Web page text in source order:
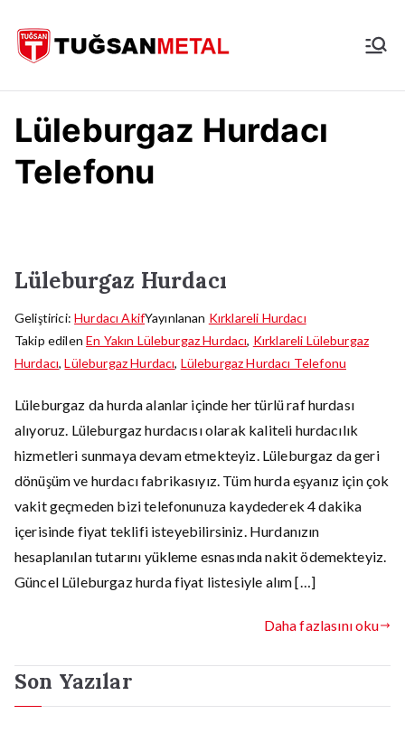
geç
Hurdacı
Lüleburgaz Hurdacı
Telefonu
Lüleburgaz Hurdacı
Geliştirici:Hurdacı AkifYayınlanan Kırklareli Hurdacı
Takip edilenEn Yakın Lüleburgaz Hurdacı, Kırklareli Lüleburgaz
Hurdacı,Lüleburgaz Hurdacı, Lüleburgaz Hurdacı Telefonu
Lüleburgaz da hurda alanlar içinde her türlü raf hurdası
alıyoruz. Lüleburgaz hurdacısı olarak kaliteli hurdacılık
hizmetleri sunmaya devam etmekteyiz. Lüleburgaz da geri
dönüşüm ve hurdacı fabrikasıyız. Tüm hurda eşyanız için çok
vakit geçmeden bizi telefonunuza kaydederek 4 dakika
içerisinde fiyat teklifi isteyebilirsiniz. Hurdanızın
hesaplanılan tutarını yükleme esnasında nakit ödemekteyiz.
Güncel Lüleburgaz hurda fiyat listesiyle alım […]
Daha fazlasını oku
Son Yazılar